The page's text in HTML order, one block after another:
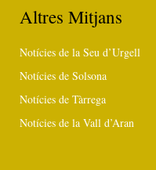
Altres Mitjans
Notícies de la Seu d’Urgell
Notícies de Solsona
Notícies de Tàrrega
Notícies de la Vall d’Aran